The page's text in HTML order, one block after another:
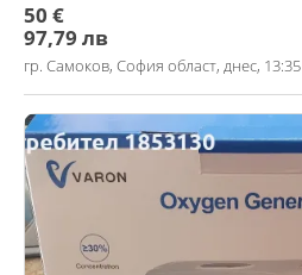
50 €
97,79 лв
гр. Самоков, София област, днес, 13:35